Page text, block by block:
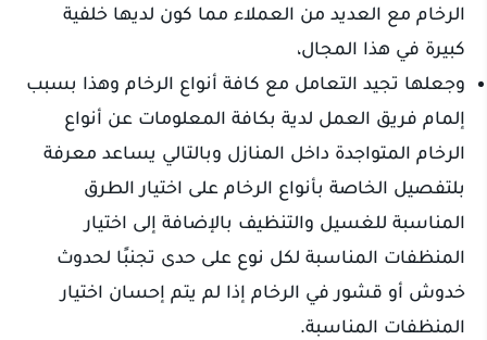
الرخام مع العديد من العملاء مما كون لديها خلفية
كبيرة في هذا المجال،
وجعلها تجيد التعامل مع كافة أنواع الرخام وهذا بسبب
إلمام فريق العمل لدية بكافة المعلومات عن أنواع
الرخام المتواجدة داخل المنازل وبالتالي يساعد معرفة
بلتفصيل الخاصة بأنواع الرخام على اختيار الطرق
المناسبة للغسيل والتنظيف بالإضافة إلى اختيار
المنظفات المناسبة لكل نوع على حدى تجنبًا لحدوث
خدوش أو قشور في الرخام إذا لم يتم إحسان اختيار
المنظفات المناسبة.